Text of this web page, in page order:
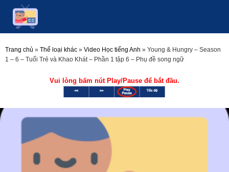
Trang chủ » Thể loại khác » Video Học tiếng Anh » Young & Hungry – Season
1 – 6 – Tuổi Trẻ và Khao Khát – Phần 1 tập 6 – Phụ đề song ngữ
Vui lòng bấm nút Play/Pause để bắt đầu.